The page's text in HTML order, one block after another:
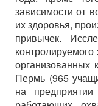
зависимости от
их здоровья,
привычек.
организованных
Пермь (965
на